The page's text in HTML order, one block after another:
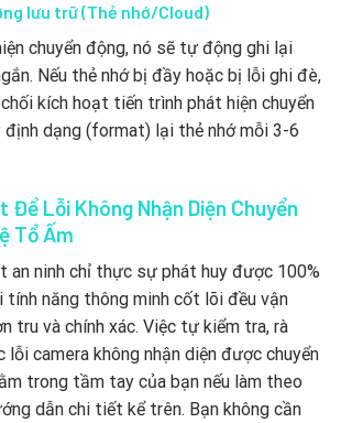
lưu trữ (Thẻ nhớ/Cloud)
chuyển động, nó sẽ tự động ghi lại
Nếu thẻ nhớ bị đầy hoặc bị lỗi ghi đè,
kích hoạt tiến trình phát hiện chuyển
định dạng (format) lại thẻ nhớ mỗi 3-6
Để Lỗi Không Nhận Diện Chuyển
Tổ Ấm
an ninh chỉ thực sự phát huy được 100%
tính năng thông minh cốt lõi đều vận
tru và chính xác. Việc tự kiểm tra, rà
lỗi camera không nhận diện được chuyển
trong tầm tay của bạn nếu làm theo
dẫn chi tiết kể trên. Bạn không cần